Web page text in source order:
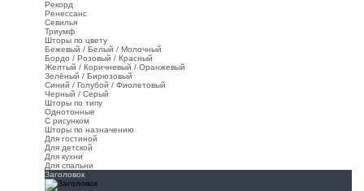
Рекорд
Ренессанс
Севилья
Триумф
Шторы по цвету
Бежевый / Белый / Молочный
Бордо / Розовый / Красный
Желтый / Коричневый / Оранжевый
Зелёный / Бирюзовый
Синий / Голубой / Фиолетовый
Черный / Серый
Шторы по типу
Однотонные
С рисунком
Шторы по назначению
Для гостиной
Для детской
Для кухни
Для спальни
Заголовок